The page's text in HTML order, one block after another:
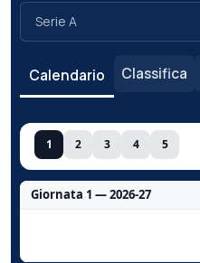
Calendario Classifica
1 2 3 4 5
Giornata 1 — 2026-27